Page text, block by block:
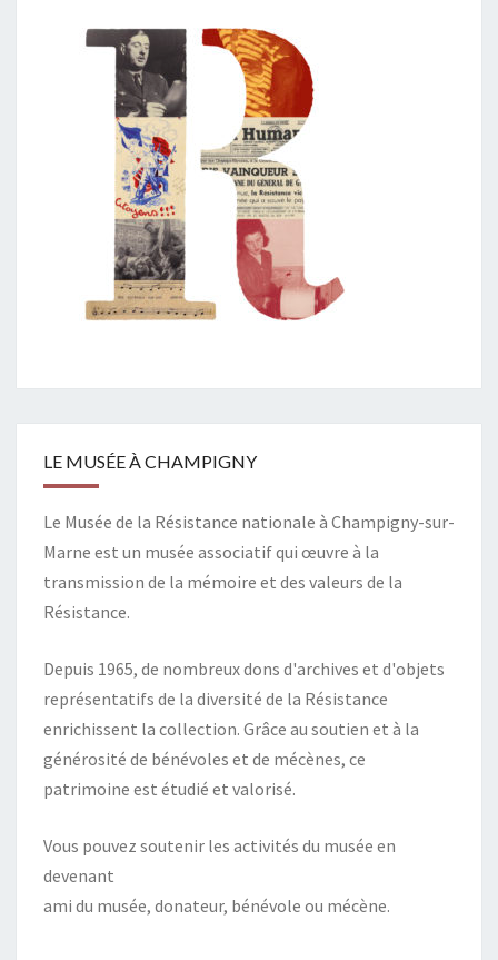
LE MUSÉE À CHAMPIGNY
Le Musée de la Résistance nationale à Champigny-sur-
Marne est un musée associatif qui œuvre à la
transmission de la mémoire et des valeurs de la
Résistance.
Depuis 1965, de nombreux dons d'archives et d'objets
représentatifs de la diversité de la Résistance
enrichissent la collection. Grâce au soutien et à la
générosité de bénévoles et de mécènes, ce
patrimoine est étudié et valorisé.
Vous pouvez soutenir les activités du musée en
devenant
ami du musée, donateur, bénévole ou mécène.